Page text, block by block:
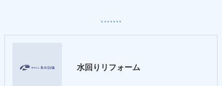
水回りリフォーム